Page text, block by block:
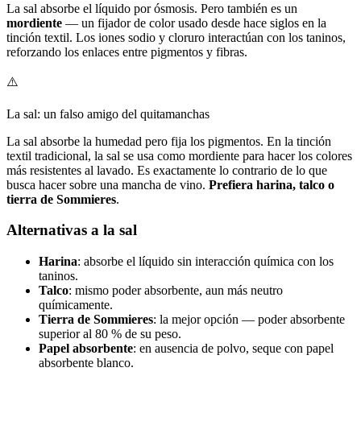
La sal absorbe el líquido por ósmosis. Pero también es un
mordiente — un fijador de color usado desde hace siglos en la
tinción textil. Los iones sodio y cloruro interactúan con los taninos,
reforzando los enlaces entre pigmentos y fibras.
⚠️
La sal: un falso amigo del quitamanchas
La sal absorbe la humedad pero fija los pigmentos. En la tinción
textil tradicional, la sal se usa como mordiente para hacer los colores
más resistentes al lavado. Es exactamente lo contrario de lo que
busca hacer sobre una mancha de vino. Prefiera harina, talco o
tierra de Sommieres.
Alternativas a la sal
Harina: absorbe el líquido sin interacción química con los
taninos.
Talco: mismo poder absorbente, aun más neutro
químicamente.
Tierra de Sommieres: la mejor opción — poder absorbente
superior al 80 % de su peso.
Papel absorbente: en ausencia de polvo, seque con papel
absorbente blanco.